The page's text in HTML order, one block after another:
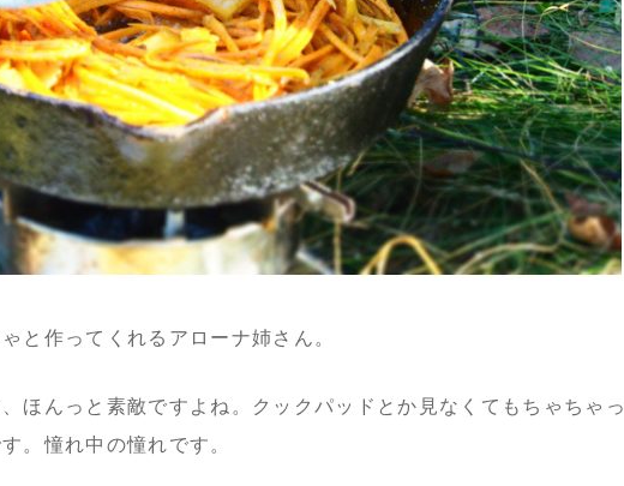
と作ってくれるアローナ姉さん。
ほんっと素敵ですよね。クックパッドとか見なくてもちゃちゃっ
。憧れ中の憧れです。